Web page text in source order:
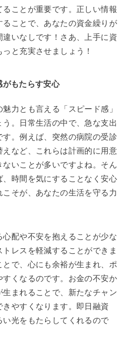
ことが重要です。正しい情報
ることで、あなたの資金繰りが
いなしです！さあ、上手に資
と充実させましょう！
がもたらす安心
力とも言える「スピード感」
。日常生活の中で、急な支出
。例えば、突然の病院の受診
など、これらは計画的に用意
ないことが多いですよね。そん
、時間を気にすることなく安心
こそが、あなたの生活を守る力
心配や不安を抱えることが少な
トレスを軽減することができま
で、心にも余裕が生まれ、ポ
すくなるのです。お金の不安か
生まれることで、新たなチャン
やすくなります。即日融資
光をもたらしてくれるので